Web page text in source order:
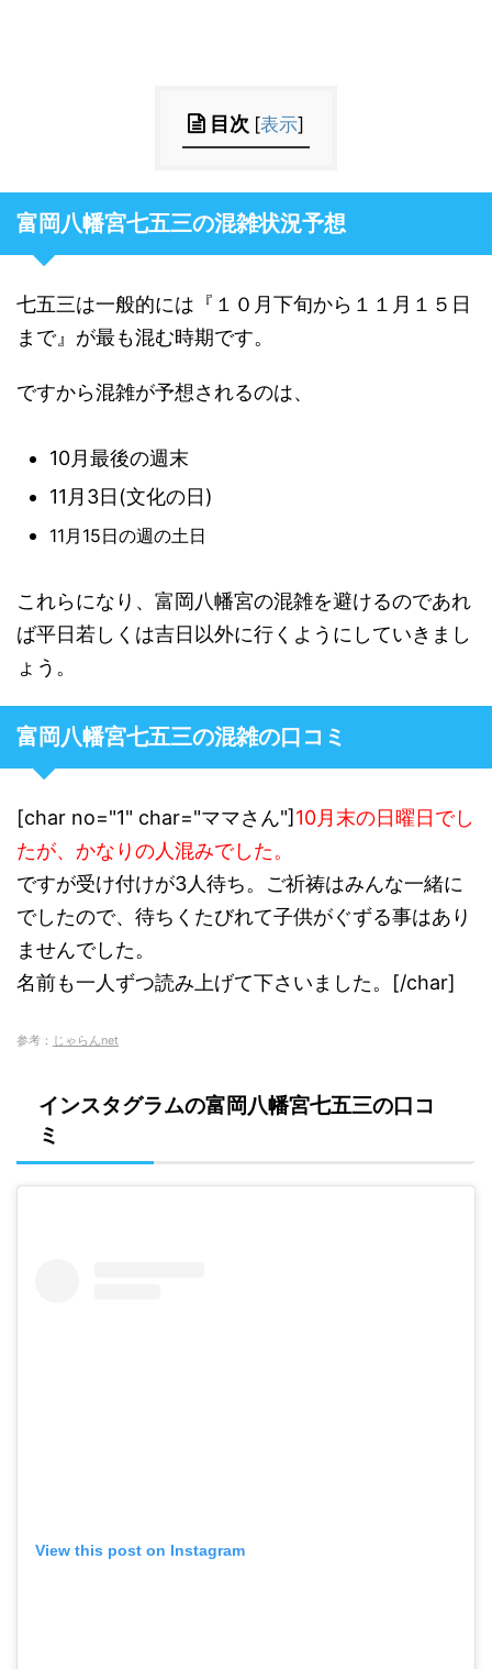
目次 [表示]
富岡八幡宮七五三の混雑状況予想
七五三は一般的には『１０月下旬から１１月１５日
まで』が最も混む時期です。
ですから混雑が予想されるのは、
10月最後の週末
11月3日(文化の日)
11月15日の週の土日
これらになり、富岡八幡宮の混雑を避けるのであれ
ば平日若しくは吉日以外に行くようにしていきまし
ょう。
富岡八幡宮七五三の混雑の口コミ
[char no="1" char="ママさん"] 10月末の日曜日でし
たが、かなりの人混みでした。
ですが受け付けが3人待ち。ご祈祷はみんな一緒に
でしたので、待ちくたびれて子供がぐずる事はあり
ませんでした。
名前も一人ずつ読み上げて下さいました。[/char]
参考： じゃらんnet
インスタグラムの富岡八幡宮七五三の口コ
ミ
View this post on Instagram